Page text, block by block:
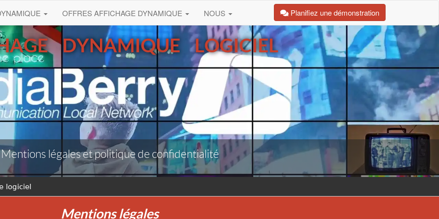
Planifiez une démonstration
OFFRES AFFICHAGE DYNAMIQUE NOUS
DYNAMIQUE LOGICIEL
Mentions légales et politique de confidentialité
logiciel
Mentions légales